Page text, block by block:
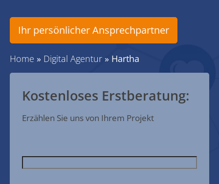
Ihr persönlicher Ansprechpartner
Home » Digital Agentur » Hartha
Kostenloses Erstberatung:
Erzählen Sie uns von Ihrem Projekt